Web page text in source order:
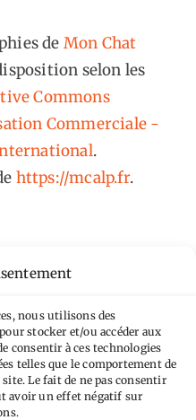
nous utilisons des
stocker et/ou accéder aux
consentir à ces technologies
telles que le comportement de
Le fait de ne pas consentir
avoir un effet négatif sur
de Mon Chat
selon les
Commons
Commerciale -
.
https://mcalp.fr.
Allemagne Andorre
BelgiqueBurgerChat